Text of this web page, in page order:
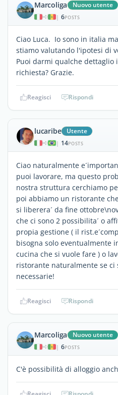
Marcoliga Nuovo utente
| 6POSTS
Ciao Luca. Io sono in italia
stiamo valutando l'ipotesi di
Puoi darmi qualche
richiesta? Grazie.
Reagisci Rispondi
lucaribe Utente
| 14POSTS
Ciao naturalmente
puoi lavorare, ma questo
nostra struttura cerchiamo
poi abbiamo un ristorante
si liberera´ da fine
che ci sono 2 possibilita´ o
propia gestione ( il
bisogna solo eventualmente
cucina che si vuole fare ) o
ristorante naturalmente se ci
necessarie!
Reagisci Rispondi
Marcoliga Nuovo utente
| 6POSTS
C'è possibilità di alloggio